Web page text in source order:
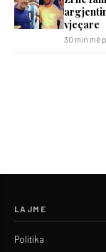
vjeçare
30 min më
LAJME
Politika